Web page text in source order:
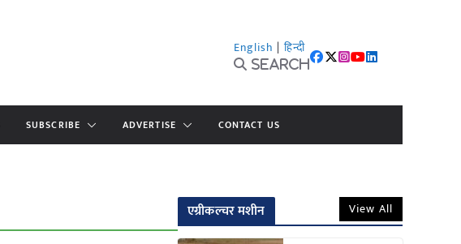
English | हिन्दी
Search
SUBSCRIBE ADVERTISE CONTACT US
एग्रीकल्चर मशीन View All